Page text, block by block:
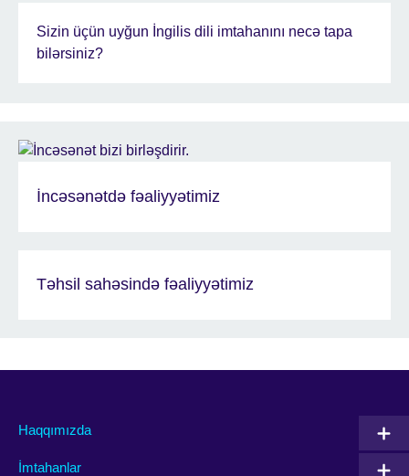
Sizin üçün uyğun İngilis dili imtahanını necə tapa
bilərsiniz?
İncəsənətdə fəaliyyətimiz
Təhsil sahəsində fəaliyyətimiz
Haqqımızda
İmtahanlar